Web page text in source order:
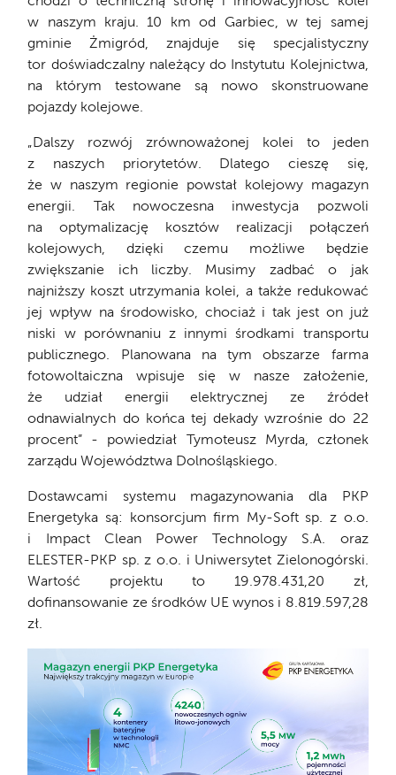
w naszym kraju. 10 km od Garbiec, w tej samej
gminie Żmigród, znajduje się specjalistyczny
tor doświadczalny należący do Instytutu Kolejnictwa,
na którym testowane są nowo skonstruowane
pojazdy kolejowe.
„Dalszy rozwój zrównoważonej kolei to jeden
z naszych priorytetów. Dlatego cieszę się,
że w naszym regionie powstał kolejowy magazyn
energii. Tak nowoczesna inwestycja pozwoli
na optymalizację kosztów realizacji połączeń
kolejowych, dzięki czemu możliwe będzie
zwiększanie ich liczby. Musimy zadbać o jak
najniższy koszt utrzymania kolei, a także redukować
jej wpływ na środowisko, chociaż i tak jest on już
niski w porównaniu z innymi środkami transportu
publicznego. Planowana na tym obszarze farma
fotowoltaiczna wpisuje się w nasze założenie,
że udział energii elektrycznej ze źródeł
odnawialnych do końca tej dekady wzrośnie do 22
procent” - powiedział Tymoteusz Myrda, członek
zarządu Województwa Dolnośląskiego.
Dostawcami systemu magazynowania dla PKP
Energetyka są: konsorcjum firm My-Soft sp. z o.o.
i Impact Clean Power Technology S.A. oraz
ELESTER-PKP sp. z o.o. i Uniwersytet Zielonogórski.
Wartość projektu to 19.978.431,20 zł,
dofinansowanie ze środków UE wynos i 8.819.597,28
zł.